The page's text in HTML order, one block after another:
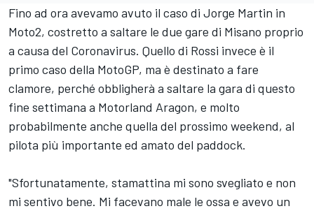
Fino ad ora avevamo avuto il caso di Jorge Martin in
Moto2, costretto a saltare le due gare di Misano proprio
a causa del Coronavirus. Quello di Rossi invece è il
primo caso della MotoGP, ma è destinato a fare
clamore, perché obbligherà a saltare la gara di questo
fine settimana a Motorland Aragon, e molto
probabilmente anche quella del prossimo weekend, al
pilota più importante ed amato del paddock.
"Sfortunatamente, stamattina mi sono svegliato e non
mi sentivo bene. Mi facevano male le ossa e avevo un